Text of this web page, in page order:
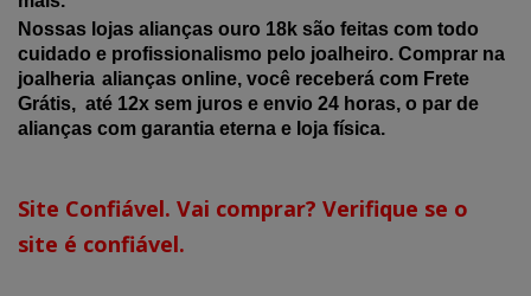
Nossas lojas alianças ouro 18k são feitas com todo
cuidado e profissionalismo pelo joalheiro. Comprar na
joalheria alianças online, você receberá com Frete
Grátis, até 12x sem juros e envio 24 horas, o par de
alianças com garantia eterna e loja física.
Site Confiável. Vai comprar? Verifique se o
site é confiável.